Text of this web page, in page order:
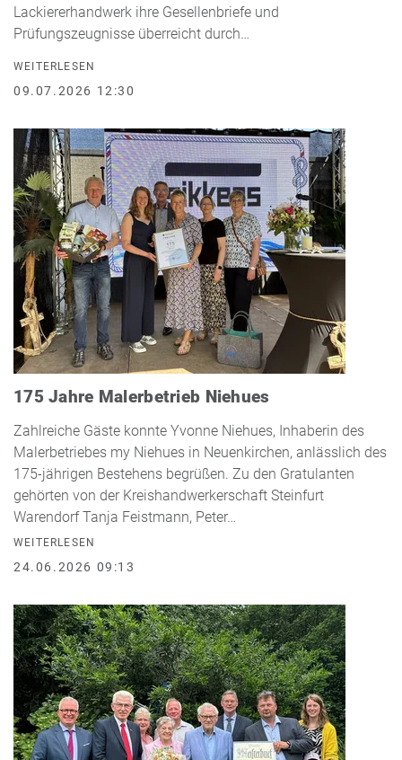
Lackiererhandwerk ihre Gesellenbriefe und
Prüfungszeugnisse überreicht durch…
WEITERLESEN
09.07.2026 12:30
175 Jahre Malerbetrieb Niehues
Zahlreiche Gäste konnte Yvonne Niehues, Inhaberin des
Malerbetriebes my Niehues in Neuenkirchen, anlässlich des
175-jährigen Bestehens begrüßen. Zu den Gratulanten
gehörten von der Kreishandwerkerschaft Steinfurt
Warendorf Tanja Feistmann, Peter…
WEITERLESEN
24.06.2026 09:13